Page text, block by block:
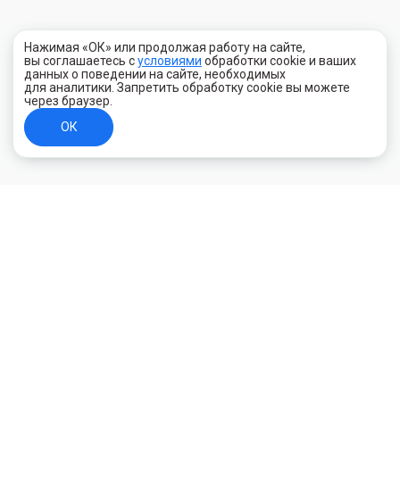
Нажимая «ОК» или продолжая работу на сайте,
вы соглашаетесь сусловиями обработки cookie и ваших
данных о поведении на сайте, необходимых
для аналитики. Запретить обработку cookie вы можете
через браузер.
ОК